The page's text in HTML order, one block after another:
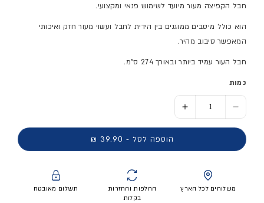
חבל הקפיצה מעור מיועד לשימוש פנאי ומקצועי.
הוא כולל מיסבים ממוגנים בין הידית לחבל ועשוי מעור חזק ואיכותי
המאפשר סיבוב מהיר.
חבל העור עמיד ביותר ובאורך 274 ס"מ.
כמות
הסר כמות ל- דלגית עור ידית עץ HT
הוסף כמות ל- דלגית עור ידית עץ HT
הוספה לסל - 39.90 ₪
משלוחים לכל הארץ
החלפות והחזרות
בקלות
תשלום מאובטח